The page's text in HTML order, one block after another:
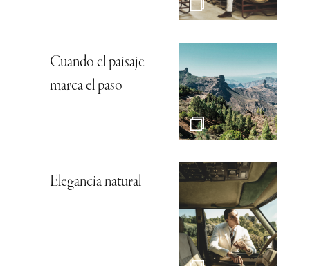
Cuando el paisaje
marca el paso
Elegancia natural